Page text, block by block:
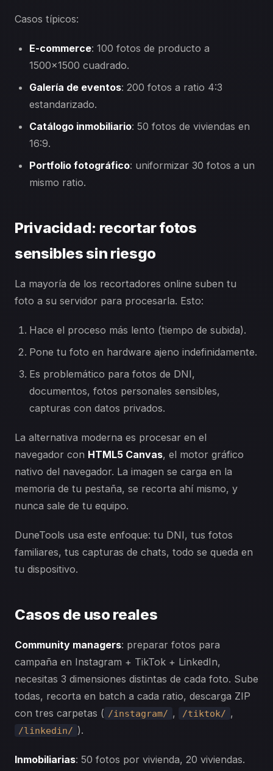
Casos típicos:
E-commerce: 100 fotos de producto a
1500×1500 cuadrado.
Galería de eventos: 200 fotos a ratio 4:3
estandarizado.
Catálogo inmobiliario: 50 fotos de viviendas en
16:9.
Portfolio fotográfico: uniformizar 30 fotos a un
mismo ratio.
Privacidad: recortar fotos
sensibles sin riesgo
La mayoría de los recortadores online suben tu
foto a su servidor para procesarla. Esto:
Hace el proceso más lento (tiempo de subida).
Pone tu foto en hardware ajeno indefinidamente.
Es problemático para fotos de DNI,
documentos, fotos personales sensibles,
capturas con datos privados.
La alternativa moderna es procesar en el
navegador con HTML5 Canvas, el motor gráfico
nativo del navegador. La imagen se carga en la
memoria de tu pestaña, se recorta ahí mismo, y
nunca sale de tu equipo.
DuneTools usa este enfoque: tu DNI, tus fotos
familiares, tus capturas de chats, todo se queda en
tu dispositivo.
Casos de uso reales
Community managers: preparar fotos para
campaña en Instagram + TikTok + LinkedIn,
necesitas 3 dimensiones distintas de cada foto. Sube
todas, recorta en batch a cada ratio, descarga ZIP
con tres carpetas ( /instagram/ , /tiktok/ ,
/linkedin/ ).
Inmobiliarias: 50 fotos por vivienda, 20 viviendas.